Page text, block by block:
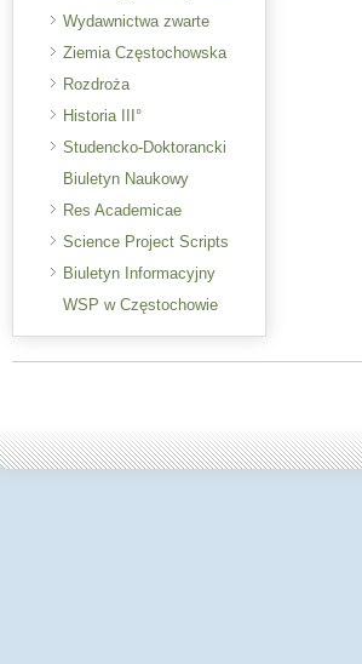
Wydawnictwa zwarte
Ziemia Częstochowska
Rozdroża
Historia III°
Studencko-Doktorancki
Biuletyn Naukowy
Res Academicae
Science Project Scripts
Biuletyn Informacyjny
WSP w Częstochowie